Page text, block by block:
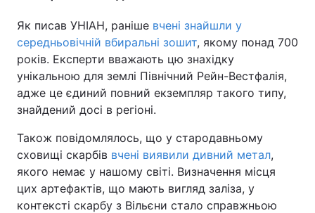
Як писав УНІАН, раніше вчені знайшли у
середньовічній вбиральні зошит, якому понад 700
років. Експерти вважають цю знахідку
унікальною для землі Північний Рейн-Вестфалія,
адже це єдиний повний екземпляр такого типу,
знайдений досі в регіоні.
Також повідомлялось, що у стародавньому
сховищі скарбів вчені виявили дивний метал,
якого немає у нашому світі. Визначення місця
цих артефактів, що мають вигляд заліза, у
контексті скарбу з Вільєни стало справжньою